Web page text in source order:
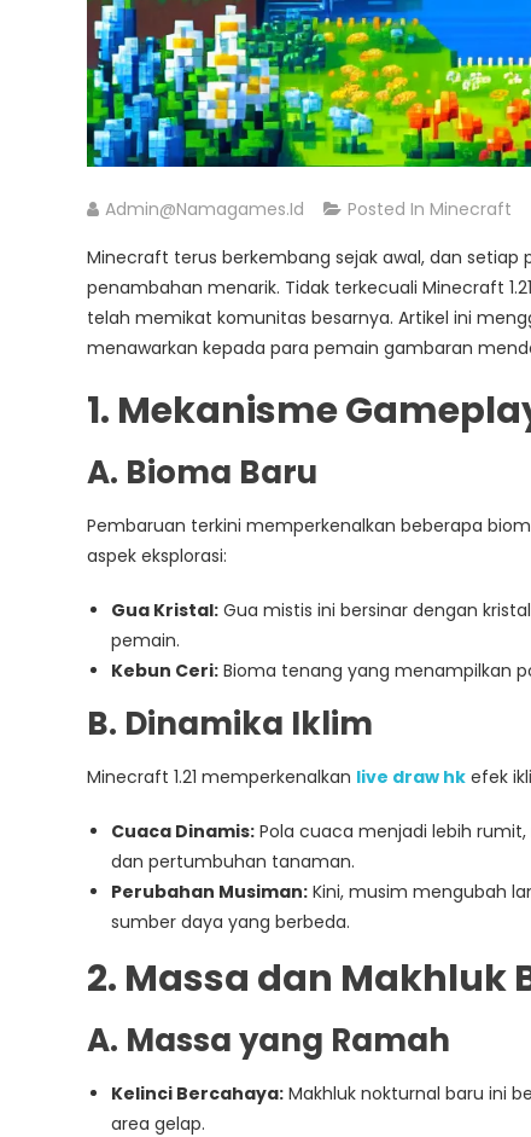
Admin@namagames.id Posted In Minecraft
Minecraft terus berkembang sejak awal, dan
penambahan menarik. Tidak terkecuali Minecraft
telah memikat komunitas besarnya. Artikel ini
menawarkan kepada para pemain gambaran
1. Mekanisme
A. Bioma Baru
Pembaruan terkini memperkenalkan beberapa
aspek eksplorasi:
Gua Kristal: Gua mistis ini bersinar dengan
pemain.
Kebun Ceri: Bioma tenang yang menampilkan
B. Dinamika Iklim
Minecraft 1.21 memperkenalkan live draw hk efek
Cuaca Dinamis: Pola cuaca menjadi lebih
dan pertumbuhan tanaman.
Perubahan Musiman: Kini, musim mengubah
sumber daya yang berbeda.
2. Massa dan Makhluk
A. Massa yang Ramah
Kelinci Bercahaya: Makhluk nokturnal baru ini
area gelap.